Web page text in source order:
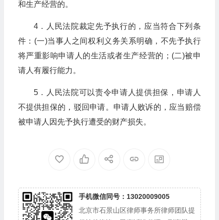
和生产经营的。
4．人民法院裁定先予执行的，应当符合下列条
件：(一)当事人之间权利义务关系明确，不先予执行
将严重影响申请人的生活或者生产经营的；(二)被申
请人有履行能力。
5．人民法院可以责令申请人提供担保，申请人
不提供担保的，驳回申请。申请人败诉的，应当赔偿
被申请人因先予执行遭受的财产损失。
手机微信同号：13020009005
北京市石景山区律师事务所律师团队提